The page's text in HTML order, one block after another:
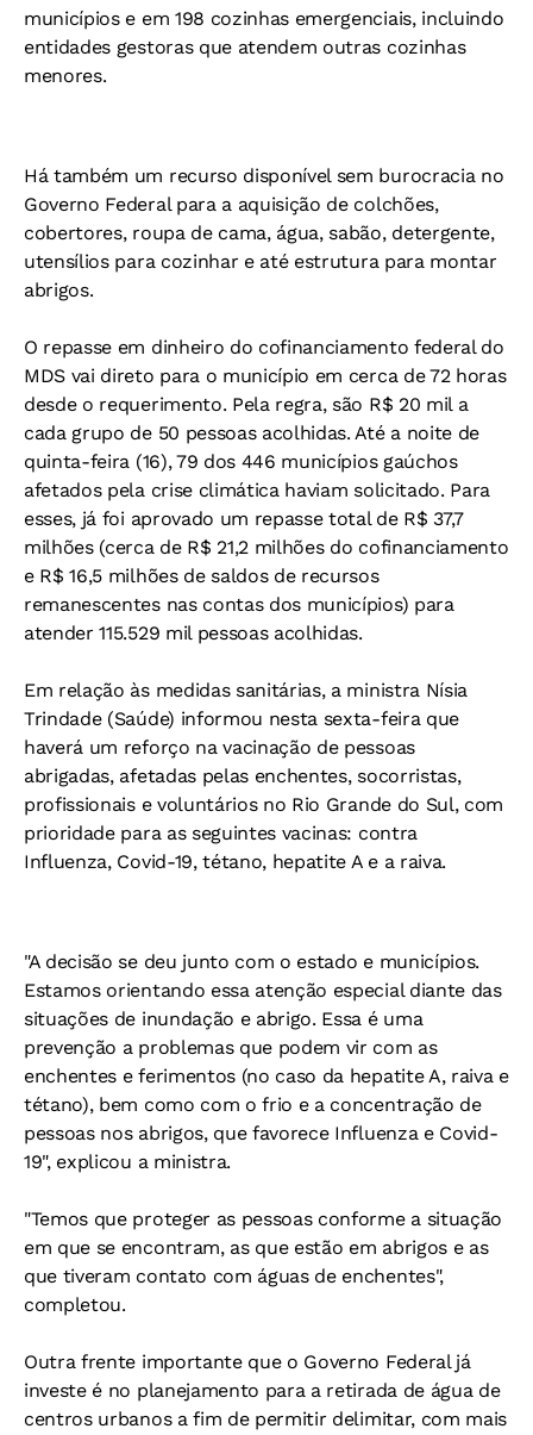
municípios e em 198 cozinhas emergenciais, incluindo
entidades gestoras que atendem outras cozinhas
menores.
Há também um recurso disponível sem burocracia no
Governo Federal para a aquisição de colchões,
cobertores, roupa de cama, água, sabão, detergente,
utensílios para cozinhar e até estrutura para montar
abrigos.
O repasse em dinheiro do cofinanciamento federal do
MDS vai direto para o município em cerca de 72 horas
desde o requerimento. Pela regra, são R$ 20 mil a
cada grupo de 50 pessoas acolhidas. Até a noite de
quinta-feira (16), 79 dos 446 municípios gaúchos
afetados pela crise climática haviam solicitado. Para
esses, já foi aprovado um repasse total de R$ 37,7
milhões (cerca de R$ 21,2 milhões do cofinanciamento
e R$ 16,5 milhões de saldos de recursos
remanescentes nas contas dos municípios) para
atender 115.529 mil pessoas acolhidas.
Em relação às medidas sanitárias, a ministra Nísia
Trindade (Saúde) informou nesta sexta-feira que
haverá um reforço na vacinação de pessoas
abrigadas, afetadas pelas enchentes, socorristas,
profissionais e voluntários no Rio Grande do Sul, com
prioridade para as seguintes vacinas: contra
Influenza, Covid-19, tétano, hepatite A e a raiva.
"A decisão se deu junto com o estado e municípios.
Estamos orientando essa atenção especial diante das
situações de inundação e abrigo. Essa é uma
prevenção a problemas que podem vir com as
enchentes e ferimentos (no caso da hepatite A, raiva e
tétano), bem como com o frio e a concentração de
pessoas nos abrigos, que favorece Influenza e Covid-
19", explicou a ministra.
"Temos que proteger as pessoas conforme a situação
em que se encontram, as que estão em abrigos e as
que tiveram contato com águas de enchentes",
completou.
Outra frente importante que o Governo Federal já
investe é no planejamento para a retirada de água de
centros urbanos a fim de permitir delimitar, com mais